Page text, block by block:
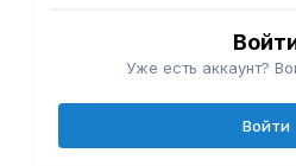
Уже есть аккаунт?
Войти